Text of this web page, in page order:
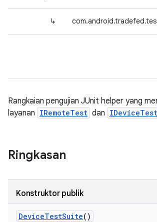
↳
Rangkaian pengujian JUnit helper yang
layanan IRemoteTest dan IDeviceTest
Ringkasan
Konstruktor publik
DeviceTestSuite()